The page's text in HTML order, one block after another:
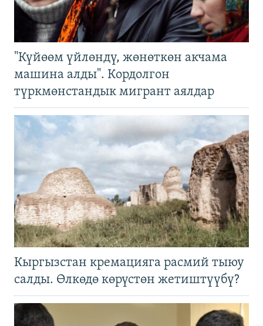
"Күйөөм үйлөндү, жөнөткөн акчама
машина алды". Кордолгон
түркмөнстандык мигрант аялдар
Кыргызстан кремацияга расмий тыюу
салды. Өлкөдө көрүстөн жетиштүүбү?